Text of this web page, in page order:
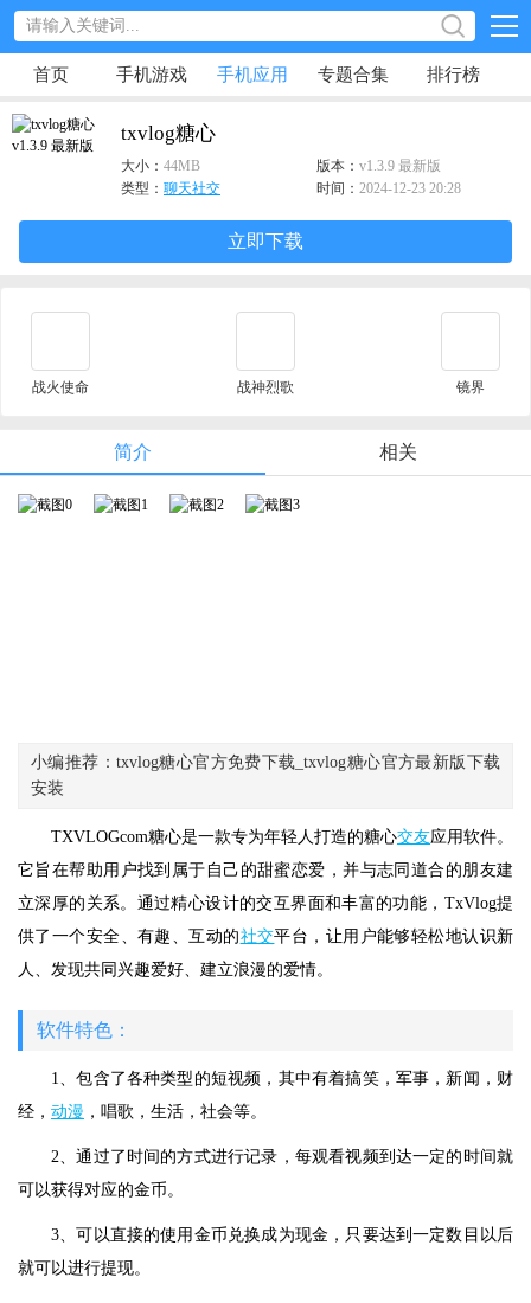
首页 手机游戏 手机应用 专题合集 排行榜
txvlog糖心
大小： 44MB 版本： v1.3.9 最新版
类型： 聊天社交 时间： 2024-12-23 20:28
立即下载
战火使命 战神烈歌 镜界
简介 相关
小编推荐：txvlog糖心官方免费下载_txvlog糖心官方最新版下载
安装
TXVLOGcom糖心是一款专为年轻人打造的糖心交友应用软件。
它旨在帮助用户找到属于自己的甜蜜恋爱，并与志同道合的朋友建
立深厚的关系。通过精心设计的交互界面和丰富的功能，TxVlog提
供了一个安全、有趣、互动的社交平台，让用户能够轻松地认识新
人、发现共同兴趣爱好、建立浪漫的爱情。
软件特色：
1、包含了各种类型的短视频，其中有着搞笑，军事，新闻，财
经， 动漫 ，唱歌，生活，社会等。
2、通过了时间的方式进行记录，每观看视频到达一定的时间就
可以获得对应的金币。
3、可以直接的使用金币兑换成为现金，只要达到一定数目以后
就可以进行提现。